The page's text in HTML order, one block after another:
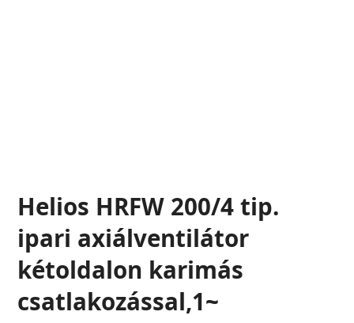
Helios HRFW 200/4 tip.
ipari axiálventilátor
kétoldalon karimás
csatlakozással,1~